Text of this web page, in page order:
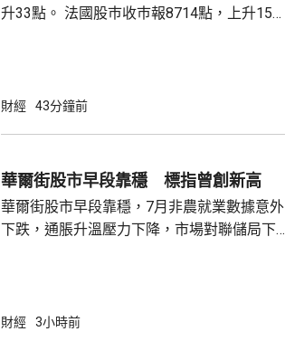
升33點。 法國股巿收巿報8714點，上升15
財經 43分鐘前
華爾街股市早段靠穩 標指曾創新高
華爾街股市早段靠穩，7月非農就業數據意外
下跌，通脹升溫壓力下降，市場對聯儲局下月
53965點，升80點； 標準普爾500指數報7737
財經 3小時前